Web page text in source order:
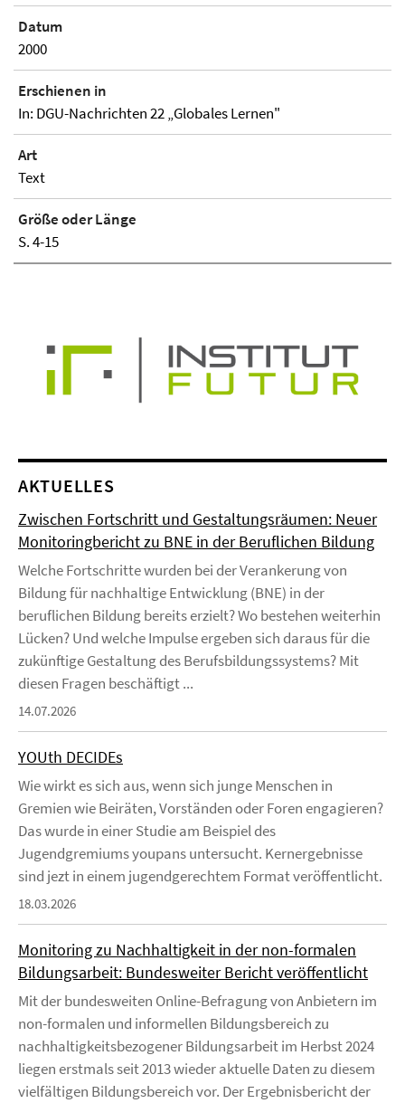
Datum
2000
Erschienen in
In: DGU-Nachrichten 22 „Globales Lernen"
Art
Text
Größe oder Länge
S. 4-15
AKTUELLES
Zwischen Fortschritt und Gestaltungsräumen: Neuer
Monitoringbericht zu BNE in der Beruflichen Bildung
Welche Fortschritte wurden bei der Verankerung von
Bildung für nachhaltige Entwicklung (BNE) in der
beruflichen Bildung bereits erzielt? Wo bestehen weiterhin
Lücken? Und welche Impulse ergeben sich daraus für die
zukünftige Gestaltung des Berufsbildungssystems? Mit
diesen Fragen beschäftigt ...
14.07.2026
YOUth DECIDEs
Wie wirkt es sich aus, wenn sich junge Menschen in
Gremien wie Beiräten, Vorständen oder Foren engagieren?
Das wurde in einer Studie am Beispiel des
Jugendgremiums youpans untersucht. Kernergebnisse
sind jezt in einem jugendgerechtem Format veröffentlicht.
18.03.2026
Monitoring zu Nachhaltigkeit in der non-formalen
Bildungsarbeit: Bundesweiter Bericht veröffentlicht
Mit der bundesweiten Online-Befragung von Anbietern im
non-formalen und informellen Bildungsbereich zu
nachhaltigkeitsbezogener Bildungsarbeit im Herbst 2024
liegen erstmals seit 2013 wieder aktuelle Daten zu diesem
vielfältigen Bildungsbereich vor. Der Ergebnisbericht der